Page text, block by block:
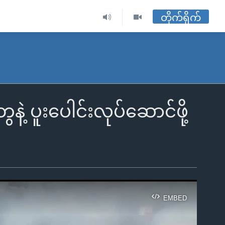
တိုက်ရိုက်
ပူးပေါင်းလုပ်ဆောင်ဖို့
EMBED